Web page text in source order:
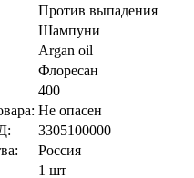
Против выпадения
Шампуни
Argan oil
Флоресан
400
Не опасен
3305100000
Россия
1 шт